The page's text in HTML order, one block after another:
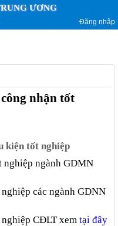
ƯƠNG
Đăng nhập
nhận tốt
kiện tốt nghiệp
nghiệp ngành GDMN
các ngành GDNN
CĐLT xem tại đây